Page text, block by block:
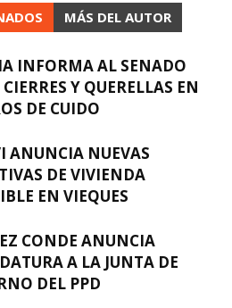
MÁS DEL AUTOR
INFORMA AL SENADO
Y QUERELLAS EN
DE CUIDO
ANUNCIA NUEVAS
DE VIVIENDA
EN VIEQUES
CONDE ANUNCIA
A LA JUNTA DE
DEL PPD